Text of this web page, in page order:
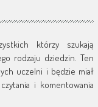
którzy szukają
rodzaju dziedzin. Ten
uczelni i będzie miał
i komentowania